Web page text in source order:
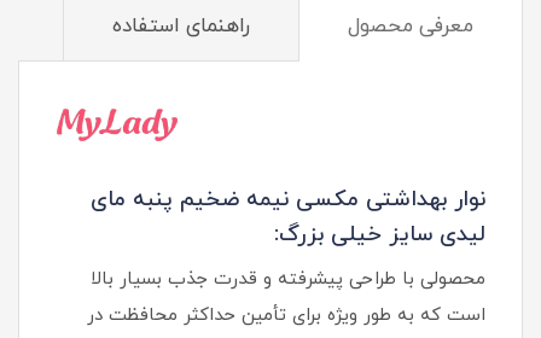
معرفی محصول راهنمای استفاده
نوار بهداشتی مکسی نیمه ضخیم پنبه مای
لیدی سایز خیلی بزرگ:
محصولی با طراحی پیشرفته و قدرت جذب بسیار بالا
است که به طور ویژه برای تأمین حداکثر محافظت در